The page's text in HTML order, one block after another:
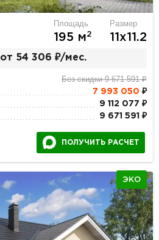
Площадь
195 м2
Размер
11х11.2
от 54 306 ₽/мес.
Без скидки 9 671 591 ₽
7 993 050 ₽
9 112 077 ₽
9 671 591 ₽
ПОЛУЧИТЬ РАСЧЕТ
ЭКО